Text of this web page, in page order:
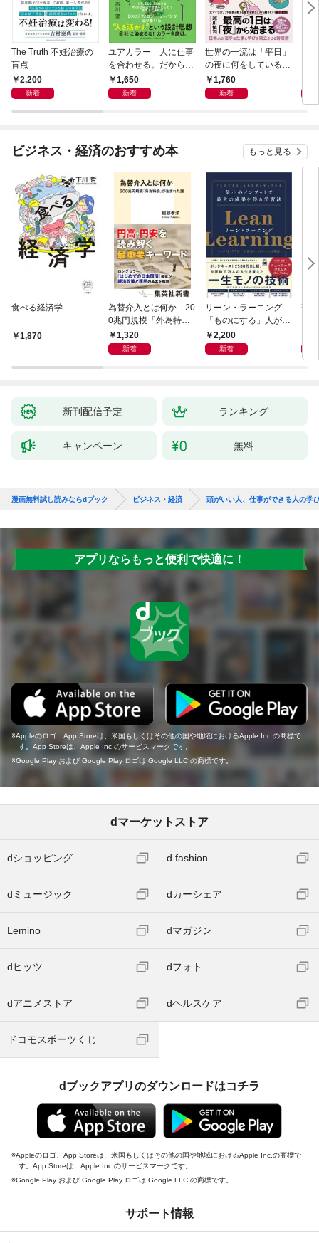
The Truth 不妊治療の
盲点
2,200
新着
ユアカラー 人に仕事
を合わせる。だから輝
く1,650
新着
世界の一流は「平日」
の夜に何をしているの
か1,760
新着
ビジネス・経済のおすすめ本 もっと見る
食べる経済学
1,870
為替介入とは何か 20
0兆円規模「外為特
会」が生まれた謎
1,320
新着
リーン・ラーニング
「ものにする」人が自
然とやっている 最小の
インプットで最大の成
2,200
新着
研
新刊配信予定 ランキング
キャンペーン 無料
漫画無料試し読みならdブック ビジネス・経済 頭がいい人、仕事ができる人の学
アプリならもっと便利で快適に！
Appleのロゴ、App Storeは、米国もしくはその他の国や地域におけるApple Inc.の商標で
す。App Storeは、Apple Inc.のサービスマークです。
Google Play および Google Play ロゴは Google LLC の商標です。
dマーケットストア
dショッピング d fashion
dミュージック dカーシェア
Lemino dマガジン
dヒッツ dフォト
dアニメストア dヘルスケア
ドコモスポーツくじ
dブックアプリのダウンロードはコチラ
Appleのロゴ、App Storeは、米国もしくはその他の国や地域におけるApple Inc.の商標で
す。App Storeは、Apple Inc.のサービスマークです。
Google Play および Google Play ロゴは Google LLC の商標です。
サポート情報